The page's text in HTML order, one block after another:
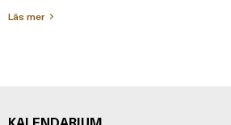
Läs mer